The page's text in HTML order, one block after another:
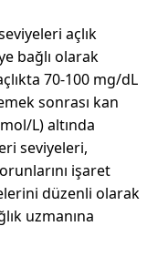
açlık
bağlı olarak
70-100 mg/dL
sonrası kan
L) altında
seviyeleri,
işaret
düzenli olarak
uzmanına